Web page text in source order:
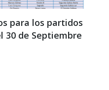
para los partidos
30 de Septiembre